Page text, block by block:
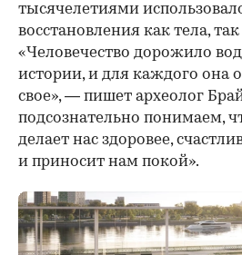
тысячелетиями
восстановления как тела,
«Человечество дорожило
истории, и для каждого она
свое», — пишет археолог
подсознательно понимаем,
делает нас здоровее,
и приносит нам покой».